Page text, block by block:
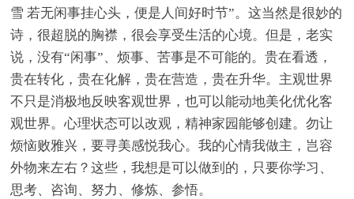
雪 若无闲事挂心头，便是人间好时节”。这当然是很妙的
诗，很超脱的胸襟，很会享受生活的心境。但是，老实
说，没有“闲事”、烦事、苦事是不可能的。贵在看透，
贵在转化，贵在化解，贵在营造，贵在升华。主观世界
不只是消极地反映客观世界，也可以能动地美化优化客
观世界。心理状态可以改观，精神家园能够创建。勿让
烦恼败雅兴，要寻美感悦我心。我的心情我做主，岂容
外物来左右？这些，我想是可以做到的，只要你学习、
思考、咨询、努力、修炼、参悟。